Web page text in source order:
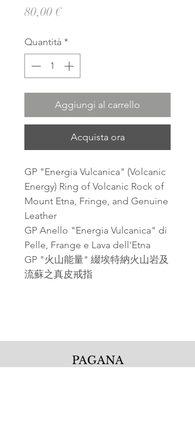
80,00 €Prezzo
Quantità *
Aggiungi al carrello
Acquista ora
GP "Energia Vulcanica" (Volcanic
Energy) Ring of Volcanic Rock of
Mount Etna, Fringe, and Genuine
Leather
GP Anello "Energia Vulcanica" di
Pelle, Frange e Lava dell'Etna
GP "火山能量" 綴埃特納火山岩及
流蘇之真皮戒指
PAGANA